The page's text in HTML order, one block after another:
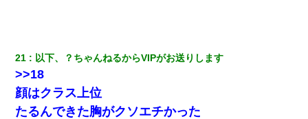
義兄嫁「娘が大学に入ったら下宿させて」私「しつこい、学校斡
旋のアパートに行け」→ 旦那が義兄に通報したら「志望校を変え
ろ！」とキレて・・・
21 以下、？ちゃんねるからVIPがお送りします
>>18
顔はクラス上位
たるんできた胸がクソエチかった